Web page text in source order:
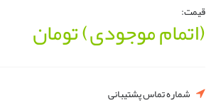
قیمت:
(اتمام موجودی)تومان
شماره تماس پشتیبانی